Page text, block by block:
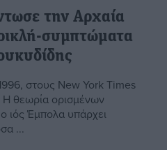
την Αρχαία
συμπτώματα
στους New York Times
θεωρία ορισμένων
ιός Έμπολα υπάρχει
...